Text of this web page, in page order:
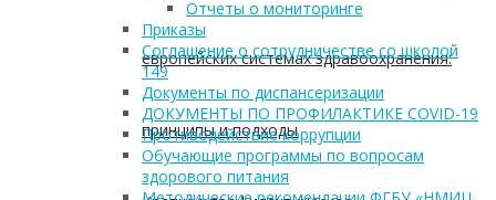
европейских системах здравоохранения:
принципы и подходы
Отчеты о мониторинге
Приказы
Соглашение о сотрудничестве со школой
149
Документы по диспансеризации
ДОКУМЕНТЫ ПО ПРОФИЛАКТИКЕ COVID-19
Противодействие коррупции
Обучающие программы по вопросам
здорового питания